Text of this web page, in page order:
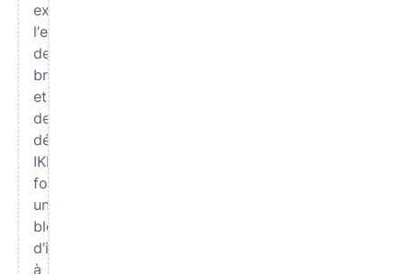
exemple,
l’enseigne
de
bricolage
et
de
décoration
IKEA
fournit
un
blog
d’inspiration
à